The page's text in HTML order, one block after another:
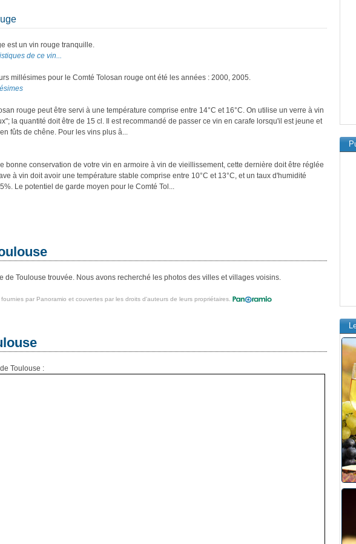
est un vin rouge tranquille.
de ce vin...
millésimes pour le Comté Tolosan rouge ont été les années : 2000, 2005.
rouge peut être servi à une température comprise entre 14°C et 16°C. On utilise un verre à vin
la quantité doit être de 15 cl. Il est recommandé de passer ce vin en carafe lorsqu'il est jeune et
fûts de chêne. Pour les vins plus â...
bonne conservation de votre vin en armoire à vin de vieillissement, cette dernière doit être réglée
à vin doit avoir une température stable comprise entre 10°C et 13°C, et un taux d'humidité
Le potentiel de garde moyen pour le Comté Tol...
de Toulouse trouvée. Nous avons recherché les photos des villes et villages voisins.
fournies par Panoramio et couvertes par les droits d'auteurs de leurs propriétaires.
Toulouse :